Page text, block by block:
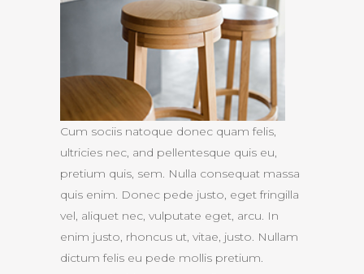
Cum sociis natoque donec quam felis,
ultricies nec, and pellentesque quis eu,
pretium quis, sem. Nulla consequat massa
quis enim. Donec pede justo, eget fringilla
vel, aliquet nec, vulputate eget, arcu. In
enim justo, rhoncus ut, vitae, justo. Nullam
dictum felis eu pede mollis pretium.